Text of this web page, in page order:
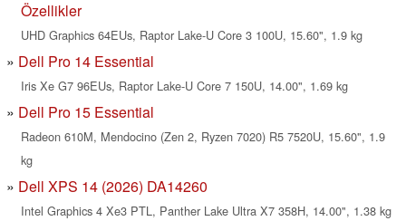
Özellikler
UHD Graphics 64EUs, Raptor Lake-U Core 3 100U, 15.60", 1.9 kg
Dell Pro 14 Essential
Iris Xe G7 96EUs, Raptor Lake-U Core 7 150U, 14.00", 1.69 kg
Dell Pro 15 Essential
Radeon 610M, Mendocino (Zen 2, Ryzen 7020) R5 7520U, 15.60", 1.9
kg
Dell XPS 14 (2026) DA14260
Intel Graphics 4 Xe3 PTL, Panther Lake Ultra X7 358H, 14.00", 1.38 kg